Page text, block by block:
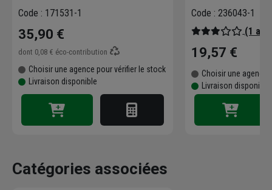
Code : 171531-1
35,90 €
dont 0,08 € éco-contribution
Choisir une agence pour vérifier le stock
Livraison disponible
Code : 236043-1
(1
19,57 €
Choisir une agence
Livraison disponible
Catégories associées